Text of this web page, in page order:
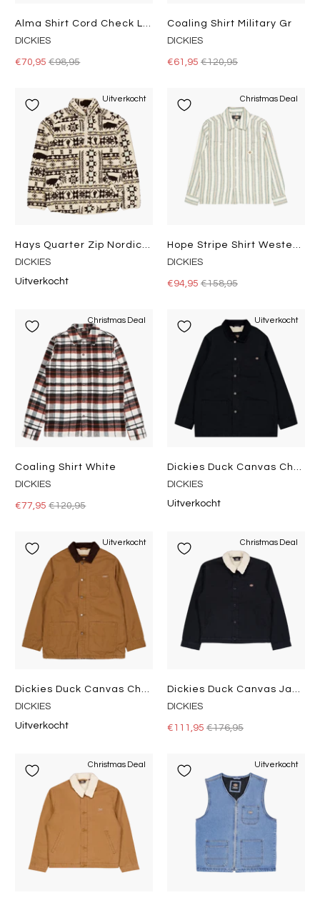
DICKIES
€70,95€98,95
Coaling Shirt Military Gr
DICKIES
€61,95 €120,95
Uitverkocht
Hays Quarter Zip Nordic Aop Light
DICKIES
Uitverkocht
Christmas Deal
Hope Stripe Shirt Western Stripe Light
DICKIES
€94,95 €158,95
Christmas Deal
Coaling Shirt White
DICKIES
€77,95€120,95
Uitverkocht
Dickies Duck Canvas Chore Coat Sw Black
DICKIES
Uitverkocht
Uitverkocht
Dickies Duck Canvas Chore Stone Washed Brown Duck
DICKIES
Uitverkocht
Christmas Deal
Dickies Duck Canvas Jackt Stone Washed Black
DICKIES
€111,95 €176,95
Christmas Deal Uitverkocht